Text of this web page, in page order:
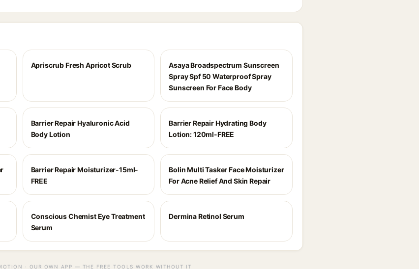
Apriscrub Fresh Apricot Scrub
Asaya Broadspectrum Sunscreen
Spray Spf 50 Waterproof Spray
Sunscreen For Face Body
Barrier Repair Hyaluronic Acid
Body Lotion
Barrier Repair Hydrating Body
Lotion: 120ml-FREE
Barrier Repair Moisturizer-15ml-
FREE
Bolin Multi Tasker Face Moisturizer
For Acne Relief And Skin Repair
Conscious Chemist Eye Treatment
Serum
Dermina Retinol Serum
· OUR OWN APP — THE FREE TOOLS WORK WITHOUT IT